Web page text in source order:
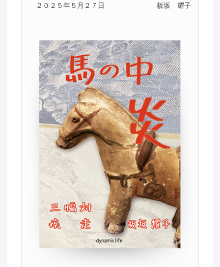
２０２５年５月２７日 板坂 耀子